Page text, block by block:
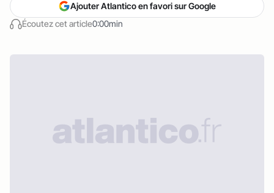
Écoutez cet article0:00min
Ajouter Atlantico en favori sur Google